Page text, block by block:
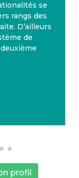
se
rangs des
D’ailleurs
de
profil